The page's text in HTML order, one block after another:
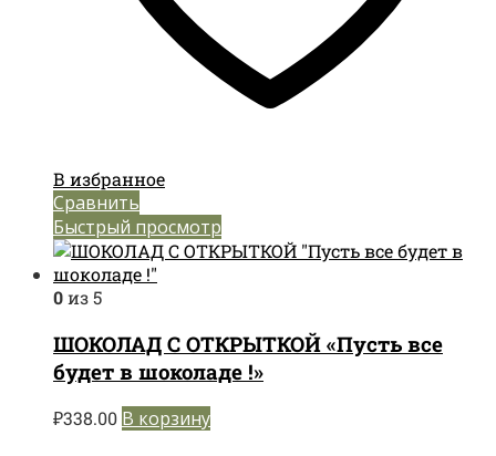
В избранное
Сравнить
Быстрый просмотр
0из 5
ШОКОЛАД С ОТКРЫТКОЙ «Пусть все
будет в шоколаде !»
₽338.00 В корзину